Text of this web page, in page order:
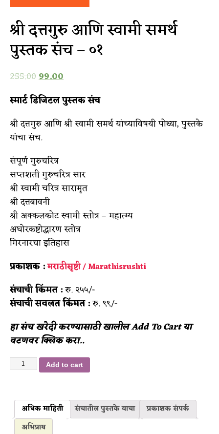
श्री दत्तगुरु आणि स्वामी समर्थ
पुस्तक संच – ०१
255.0099.00
स्मार्ट डिजिटल पुस्तक संच
श्री दत्तगुरु आणि श्री स्वामी समर्थ यांच्याविषयी पोथ्या, पुस्तके
यांचा संच.
संपूर्ण गुरुचरित्र
सप्तशती गुरुचरित्र सार
श्री स्वामी चरित्र सारामृत
श्री दत्तबावनी
श्री अक्कलकोट स्वामी स्तोत्र – महात्म्य
अघोरकष्टोद्धारण स्तोत्र
गिरनारचा इतिहास
प्रकाशक :मराठीसृष्टी / Marathisrushti
संचाची किंमत :रु. २५५/-
संचाची सवलत किंमत :रु. ९९/-
हा संच खरेदी करण्यासाठी खालील Add To Cart या
बटणवर क्लिक करा..
Add to cart
अधिक माहिती संचातील पुस्तके वाचा
प्रकाशक संपर्क
अभिप्राय